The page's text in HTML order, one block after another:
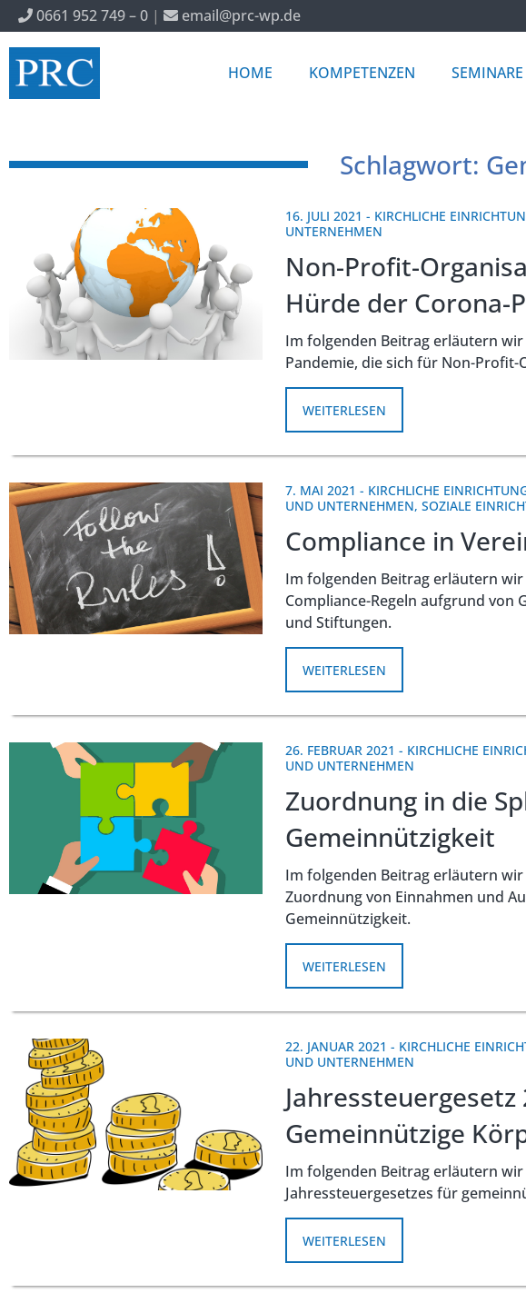
0661 952 749 – 0 | email@prc-wp.de
HOME KOMPETENZEN SEMINARE
Schlagwort:
16. JULI 2021 - KIRCHLICHE
UNTERNEHMEN
Non-Profit-
Hürde der Corona-
Im folgenden Beitrag erläutern
Pandemie, die sich für Non-
WEITERLESEN
7. MAI 2021 - KIRCHLICHE
UND UNTERNEHMEN,SOZIALE
Compliance in
Im folgenden Beitrag erläutern
Compliance-Regeln aufgrund von
und Stiftungen.
WEITERLESEN
26. FEBRUAR 2021 - KIRCHLICHE
UND UNTERNEHMEN
Zuordnung in die
Gemeinnützigkeit
Im folgenden Beitrag erläutern
Zuordnung von Einnahmen und
Gemeinnützigkeit.
WEITERLESEN
22. JANUAR 2021 - KIRCHLICHE
UND UNTERNEHMEN
Jahressteuergesetz
Gemeinnützige
Im folgenden Beitrag erläutern
Jahressteuergesetzes für
WEITERLESEN